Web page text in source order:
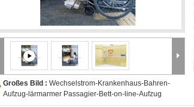
Großes Bild : Wechselstrom-Krankenhaus-Bahren-
Aufzug-lärmarmer Passagier-Bett-on-line-Aufzug